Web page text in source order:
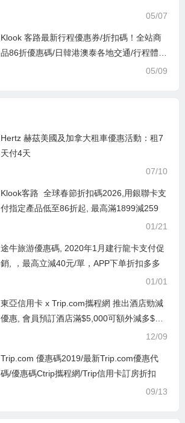
05/07
Klook 客路最新行程優惠券/折扣碼！全站商
品86折優惠碼/日韓港澳泰各地交通/行程體
驗/WiFi等優惠/各大銀行信用卡友/折扣碼優
05/09
Hertz 赫茲美國及加拿大租車優惠活動：租7
天付4天
07/10
Klook客路 全球春節折扣碼2026,用銀聯卡支
付指定產品低至86折起, 最高滿1899減259
01/21
途牛旅游優惠碼, 2020年1月建行龍卡支付促
銷, ，最高立減40元/單，APP下单折扣多多
01/01
東亞信用卡 x Trip.com攜程網 推出酒店勁減
優惠, 會員預訂酒店滿$5,000可額外減多$50
12/09
Trip.com 優惠碼2019/最新Trip.com優惠代
碼/優惠碼Ctrip攜程網/Trip信用卡訂房折扣
09/13